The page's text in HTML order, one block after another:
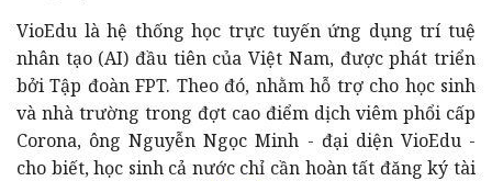
VioEdu là hệ thống học trực tuyến ứng dụng trí tuệ
nhân tạo (AI) đầu tiên của Việt Nam, được phát triển
bởi Tập đoàn FPT. Theo đó, nhằm hỗ trợ cho học sinh
và nhà trường trong đợt cao điểm dịch viêm phổi cấp
Corona, ông Nguyễn Ngọc Minh - đại diện VioEdu -
cho biết, học sinh cả nước chỉ cần hoàn tất đăng ký tài